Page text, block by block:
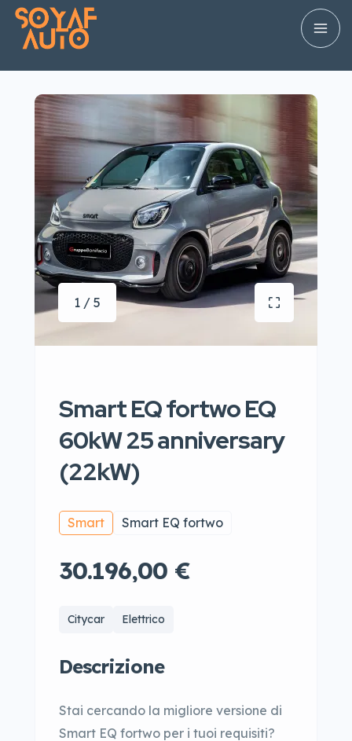
1 / 5
Smart EQ fortwo EQ
60kW 25 anniversary
(22kW)
Smart Smart EQ fortwo
30.196,00 €
Citycar Elettrico
Descrizione
Stai cercando la migliore versione di
Smart EQ fortwo per i tuoi requisiti?